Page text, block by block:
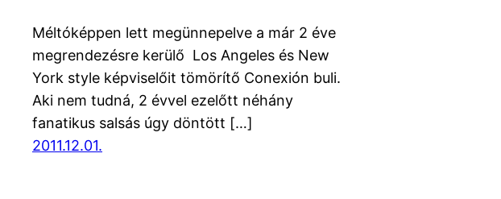
Méltóképpen lett megünnepelve a már 2 éve
megrendezésre kerülő Los Angeles és New
York style képviselőit tömörítő Conexión buli.
Aki nem tudná, 2 évvel ezelőtt néhány
fanatikus salsás úgy döntött […]
2011.12.01.